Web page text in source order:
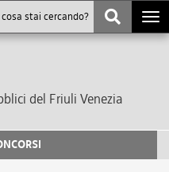
del Friuli Venezia